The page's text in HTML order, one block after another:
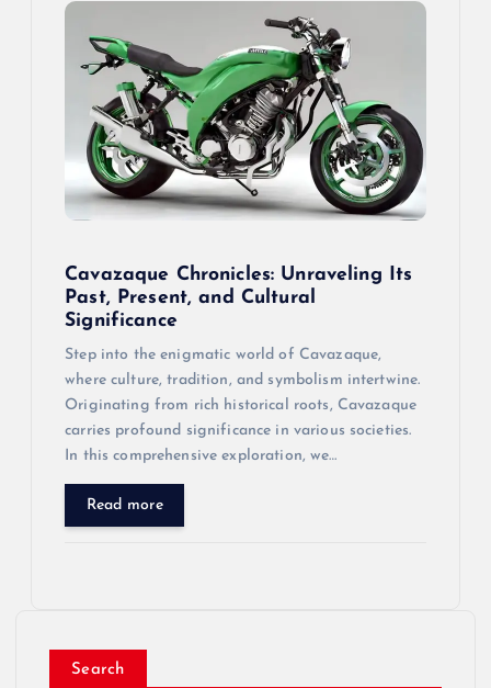
Cavazaque Chronicles: Unraveling Its
Past, Present, and Cultural
Significance
Step into the enigmatic world of Cavazaque,
where culture, tradition, and symbolism intertwine.
Originating from rich historical roots, Cavazaque
carries profound significance in various societies.
In this comprehensive exploration, we…
Read more
Search